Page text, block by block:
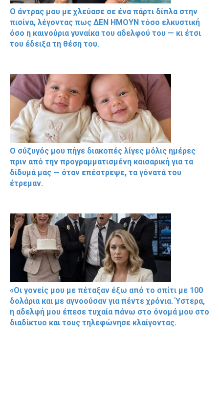
Ο άντρας μου με χλεύασε σε ένα πάρτι δίπλα στην
πισίνα, λέγοντας πως ΔΕΝ ΗΜΟΥΝ τόσο ελκυστική
όσο η καινούρια γυναίκα του αδελφού του — κι έτσι
του έδειξα τη θέση του.
Ο σύζυγός μου πήγε διακοπές λίγες μόλις ημέρες
πριν από την προγραμματισμένη καισαρική για τα
δίδυμά μας — όταν επέστρεψε, τα γόνατά του
έτρεμαν.
«Οι γονείς μου με πέταξαν έξω από το σπίτι με 100
δολάρια και με αγνοούσαν για πέντε χρόνια. Ύστερα,
η αδελφή μου έπεσε τυχαία πάνω στο όνομά μου στο
διαδίκτυο και τους τηλεφώνησε κλαίγοντας.